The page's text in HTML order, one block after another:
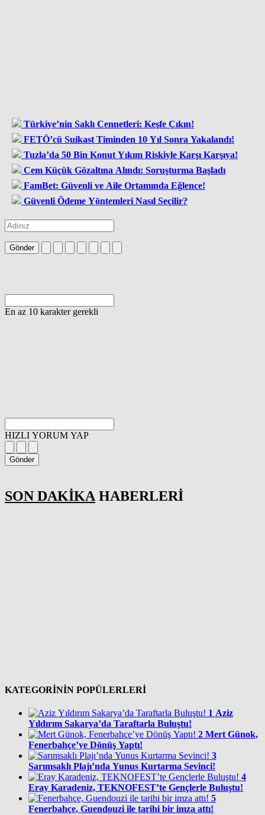
Türkiye’nin Saklı Cennetleri: Keşfe Çıkın!
FETÖ’cü Suikast Timinden 10 Yıl Sonra Yakalandı!
Tuzla’da 50 Bin Konut Yıkım Riskiyle Karşı Karşıya!
Cem Küçük Gözaltına Alındı: Soruşturma Başladı
FamBet: Güvenli ve Aile Ortamında Eğlence!
Güvenli Ödeme Yöntemleri Nasıl Seçilir?
Gönder
En az 10 karakter gerekli
HIZLI YORUM YAP
Gönder
SON DAKİKA HABERLERİ
KATEGORİNİN POPÜLERLERİ
1 Aziz
Yıldırım Sakarya’da Taraftarla Buluştu!
2 Mert Günok,
Fenerbahçe’ye Dönüş Yaptı!
3
Sarımsaklı Plajı’nda Yunus Kurtarma Sevinci!
4
Eray Karadeniz, TEKNOFEST’te Gençlerle Buluştu!
5
Fenerbahçe, Guendouzi ile tarihi bir imza attı!